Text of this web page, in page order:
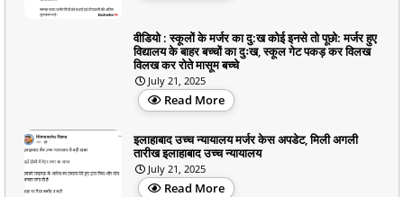
वीडियो : स्कूलों के मर्जर का दु:ख कोई इनसे तो पूछो: मर्जर हुए
विद्यालय के बाहर बच्चों का दुःख, स्कूल गेट पकड़ कर विलख
विलख कर रोते मासूम बच्चे
July 21, 2025
Read More
इलाहाबाद उच्च न्यायालय मर्जर केस अपडेट, मिली अगली
तारीख इलाहाबाद उच्च न्यायालय
July 21, 2025
Read More